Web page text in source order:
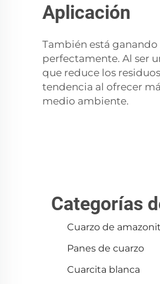
Aplicación
También está
perfectamente. Al ser
que reduce los
tendencia al ofrecer
medio ambiente.
Categorías
Cuarzo de
Panes de cuarzo
Cuarcita blanca